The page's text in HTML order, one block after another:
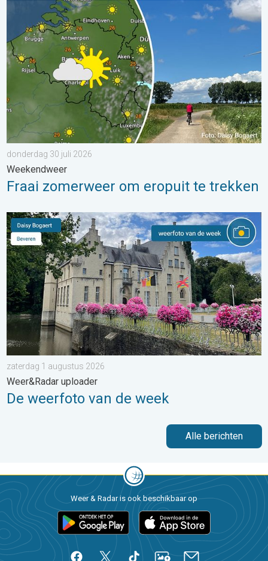
Fraai zomerweer om eropuit te trekken. Weekendweer. . .
donderdag 30 juli 2026
Weekendweer
Fraai zomerweer om eropuit te trekken
De weerfoto van de week. Weer&Radar uploader. . . zaterdag
zaterdag 1 augustus 2026
Weer&Radar uploader
De weerfoto van de week
Alle berichten
Weer & Radar is ook beschikbaar op